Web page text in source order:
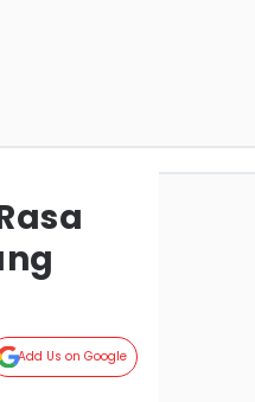
Add Us on Google